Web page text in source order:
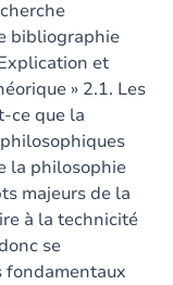
bibliographie
et
» 2.1. Les
ce que la
la philosophie
majeurs de la
à la technicité
se
fondamentaux